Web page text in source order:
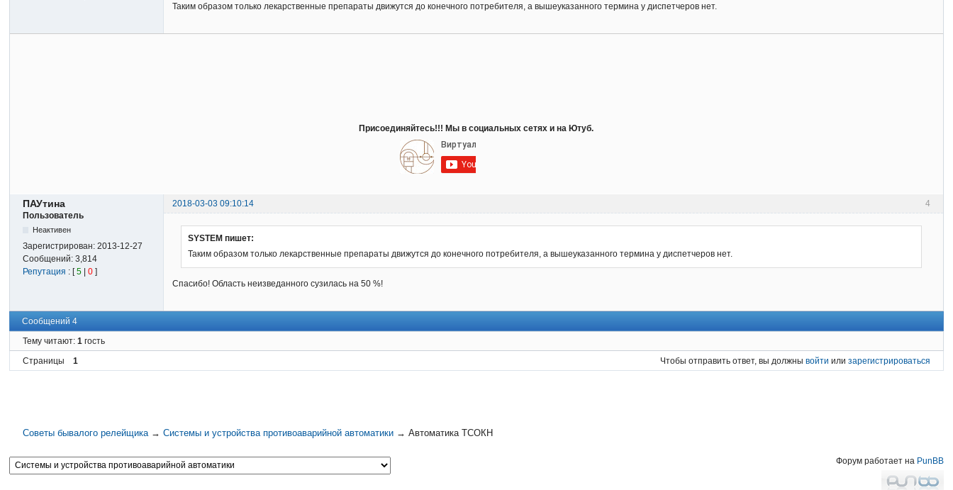
Таким образом только лекарственные препараты движутся до конечного потребителя, а вышеуказанного термина у диспетчеров нет.
Присоединяйтесь!!! Мы в социальных сетях и на Ютуб.
4
ПАУтина
2018-03-03 09:10:14
Пользователь
Неактивен
Зарегистрирован:2013-12-27
Сообщений:3,814
Репутация : [5 |0 ]
SYSTEM пишет:
Таким образом только лекарственные препараты движутся до конечного потребителя, а вышеуказанного термина у диспетчеров нет.
Спасибо! Область неизведанного сузилась на 50 %!
Сообщений 4
Тему читают:1 гость
Страницы
1 Чтобы отправить ответ, вы должны войти или зарегистрироваться
Советы бывалого релейщика → Системы и устройства противоаварийной автоматики → Автоматика ТСОКН
Форум работает на PunBB